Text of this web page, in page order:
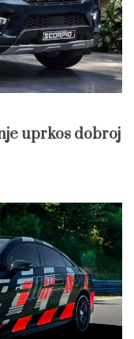
uprkos dobroj